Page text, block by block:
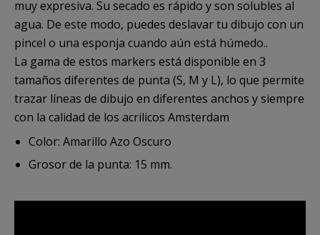
muy expresiva. Su secado es rápido y son solubles al
agua. De este modo, puedes deslavar tu dibujo con un
pincel o una esponja cuando aún está húmedo..
La gama de estos markers está disponible en 3
tamaños diferentes de punta (S, M y L), lo que permite
trazar líneas de dibujo en diferentes anchos y siempre
con la calidad de los acrilicos Amsterdam
Color: Amarillo Azo Oscuro
Grosor de la punta: 15 mm.